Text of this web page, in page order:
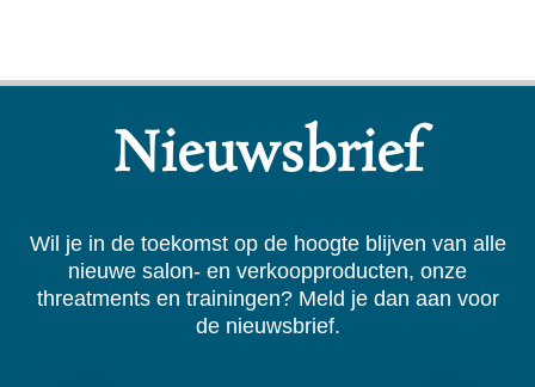
Nieuwsbrief
Wil je in de toekomst op de hoogte blijven van alle
nieuwe salon- en verkoopproducten, onze
threatments en trainingen? Meld je dan aan voor
de nieuwsbrief.